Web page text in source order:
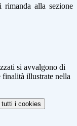
alla sezione
si avvalgono di
finalità illustrate nella
i cookies